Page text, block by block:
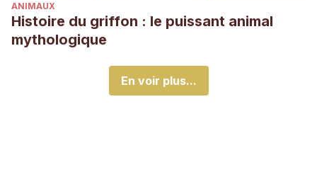
ANIMAUX
Histoire du griffon : le puissant animal
mythologique
En voir plus...